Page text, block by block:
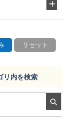
リ内を検索